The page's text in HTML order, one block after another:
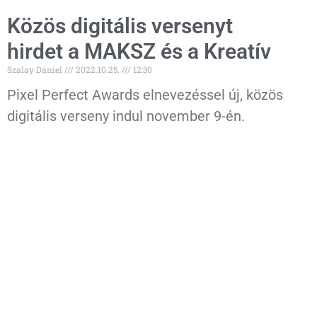
Közös digitális versenyt
hirdet a MAKSZ és a Kreatív
Szalay Dániel 2022.10.25. 12:30
Pixel Perfect Awards elnevezéssel új, közös
digitális verseny indul november 9-én.